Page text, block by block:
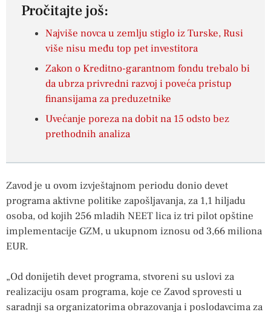
Pročitajte još:
Najviše novca u zemlju stiglo iz Turske, Rusi
više nisu među top pet investitora
Zakon o Kreditno-garantnom fondu trebalo bi
da ubrza privredni razvoj i poveća pristup
finansijama za preduzetnike
Uvećanje poreza na dobit na 15 odsto bez
prethodnih analiza
Zavod je u ovom izvještajnom periodu donio devet
programa aktivne politike zapošljavanja, za 1,1 hiljadu
osoba, od kojih 256 mladih NEET lica iz tri pilot opštine
implementacije GZM, u ukupnom iznosu od 3,66 miliona
EUR.
„Od donijetih devet programa, stvoreni su uslovi za
realizaciju osam programa, koje ce Zavod sprovesti u
saradnji sa organizatorima obrazovanja i poslodavcima za